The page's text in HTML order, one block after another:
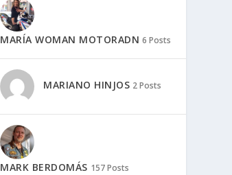
MARÍA WOMAN MOTORADN 6 Posts
MARIANO HINJOS 2 Posts
MARK BERDOMÁS 157 Posts